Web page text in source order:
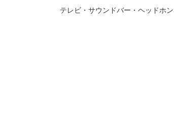
テレビ・サウンドバー・ヘッドホ